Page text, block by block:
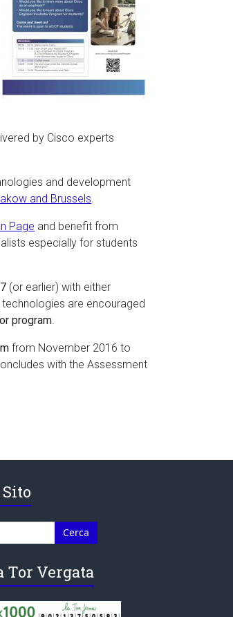
by Cisco experts
and development
and Brussels.
Page and benefit from
especially for students
(or earlier) with either
are encouraged
program.
from November 2016 to
with the Assessment
Tor Vergata